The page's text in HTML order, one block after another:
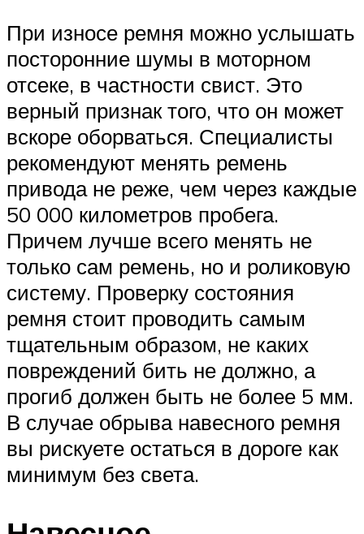
При износе ремня можно услышать
посторонние шумы в моторном
отсеке, в частности свист. Это
верный признак того, что он может
вскоре оборваться. Специалисты
рекомендуют менять ремень
привода не реже, чем через каждые
50 000 километров пробега.
Причем лучше всего менять не
только сам ремень, но и роликовую
систему. Проверку состояния
ремня стоит проводить самым
тщательным образом, не каких
повреждений бить не должно, а
прогиб должен быть не более 5 мм.
В случае обрыва навесного ремня
вы рискуете остаться в дороге как
минимум без света.